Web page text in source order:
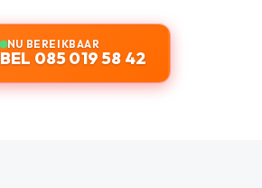
NU BEREIKBAAR
BEL 085 019 58 42